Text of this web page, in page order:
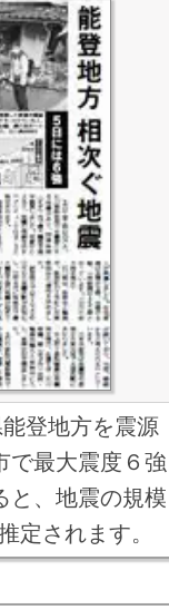
登地方を震源
で最大震度６強
と、地震の規模
定されます。